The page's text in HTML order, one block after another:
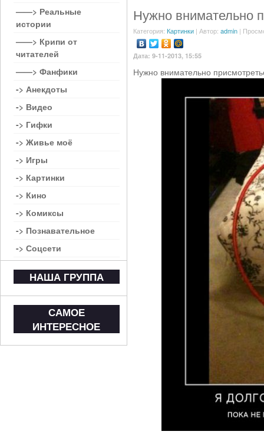
Нужно внимательно
Категория: Картинки | Автор: admin |
Дата: 9-11-2013, 15:55
Нужно внимательно
——> Реальные
истории
——> Крипи от
читателей
——> Фанфики
-> Анекдоты
-> Видео
-> Гифки
-> Живье моё
-> Игры
-> Картинки
-> Кино
-> Комиксы
-> Познавательное
-> Соцсети
НАША ГРУППА
САМОЕ
ИНТЕРЕСНОЕ